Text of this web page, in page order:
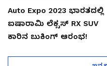
Auto Expo 2023 ಭಾರತದಲ್ಲಿ
ಐಷಾರಾಮಿ ಲೆಕ್ಸಸ್ RX SUV
ಕಾರಿನ ಬುಕಿಂಗ್ ಆರಂಭ!